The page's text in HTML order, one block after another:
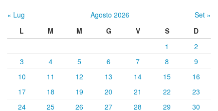
« Lug Agosto 2026
Set »
L
M M G V S
D
1
2
3
4 5 6 7 8
9
10
11 12 13 14 15
16
17
18 19 20 21 22
23
24
25 26 27 28 29 30